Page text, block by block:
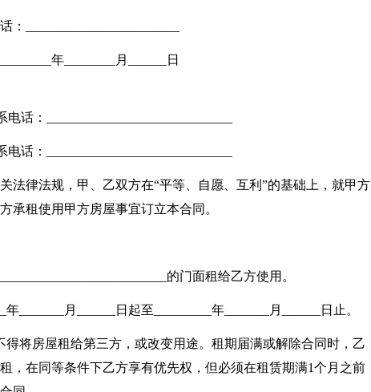
：________________________
年________月______日
话：_____________________________
话：_____________________________
法律法规，甲、乙双方在“平等、自愿、互利”的基础上，就甲方
承租使用甲方房屋事宜订立本合同。
的门面租给乙方使用。
_______月______日起至_________年_______月______日止。
将房屋租给第三方，或改变用途。租期届满或解除合同时，乙
，在同等条件下乙方享有优先权，但必须在租赁期满1个月之前